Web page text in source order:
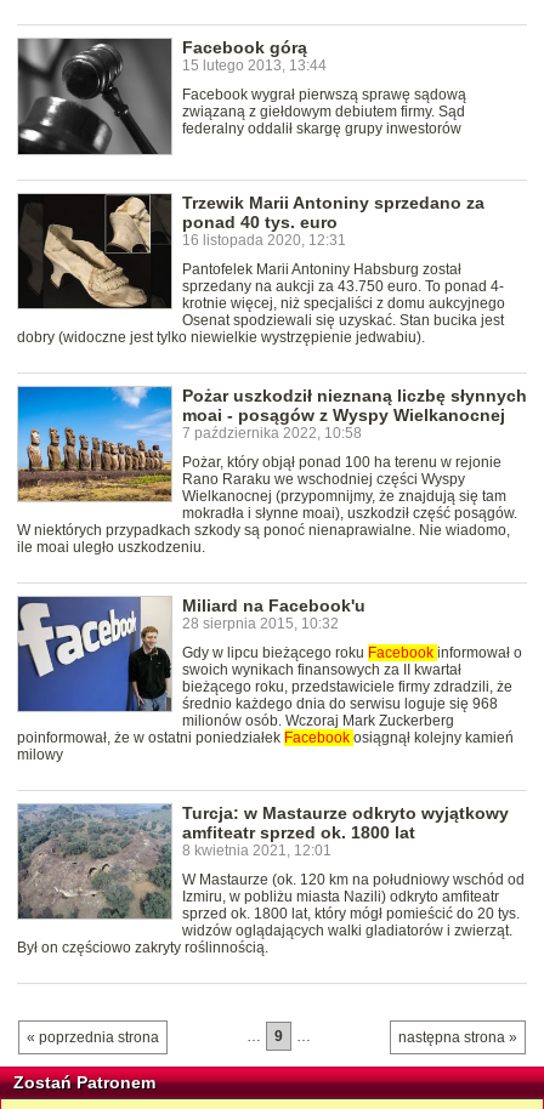
Facebook górą
15 lutego 2013, 13:44
Facebook wygrał pierwszą sprawę sądową
związaną z giełdowym debiutem firmy. Sąd
federalny oddalił skargę grupy inwestorów
Trzewik Marii Antoniny sprzedano za
ponad 40 tys. euro
16 listopada 2020, 12:31
Pantofelek Marii Antoniny Habsburg został
sprzedany na aukcji za 43.750 euro. To ponad 4-
krotnie więcej, niż specjaliści z domu aukcyjnego
Osenat spodziewali się uzyskać. Stan bucika jest
dobry (widoczne jest tylko niewielkie wystrzępienie jedwabiu).
Pożar uszkodził nieznaną liczbę słynnych
moai - posągów z Wyspy Wielkanocnej
7 października 2022, 10:58
Pożar, który objął ponad 100 ha terenu w rejonie
Rano Raraku we wschodniej części Wyspy
Wielkanocnej (przypomnijmy, że znajdują się tam
mokradła i słynne moai), uszkodził część posągów.
W niektórych przypadkach szkody są ponoć nienaprawialne. Nie wiadomo,
ile moai uległo uszkodzeniu.
Miliard na Facebook'u
28 sierpnia 2015, 10:32
Gdy w lipcu bieżącego roku Facebook informował o
swoich wynikach finansowych za II kwartał
bieżącego roku, przedstawiciele firmy zdradzili, że
średnio każdego dnia do serwisu loguje się 968
milionów osób. Wczoraj Mark Zuckerberg
poinformował, że w ostatni poniedziałek Facebook osiągnął kolejny kamień
milowy
Turcja: w Mastaurze odkryto wyjątkowy
amfiteatr sprzed ok. 1800 lat
8 kwietnia 2021, 12:01
W Mastaurze (ok. 120 km na południowy wschód od
Izmiru, w pobliżu miasta Nazili) odkryto amfiteatr
sprzed ok. 1800 lat, który mógł pomieścić do 20 tys.
widzów oglądających walki gladiatorów i zwierząt.
Był on częściowo zakryty roślinnością.
« poprzednia strona następna strona »
… 9 …
Zostań Patronem